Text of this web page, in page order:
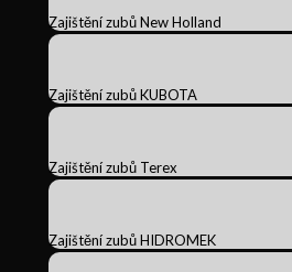
Zajištění zubů New Holland
Zajištění zubů KUBOTA
Zajištění zubů Terex
Zajištění zubů HIDROMEK